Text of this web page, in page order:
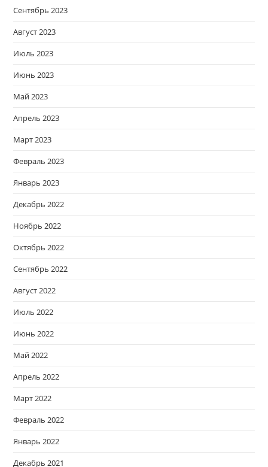
Сентябрь 2023
Август 2023
Июль 2023
Июнь 2023
Май 2023
Апрель 2023
Март 2023
Февраль 2023
Январь 2023
Декабрь 2022
Ноябрь 2022
Октябрь 2022
Сентябрь 2022
Август 2022
Июль 2022
Июнь 2022
Май 2022
Апрель 2022
Март 2022
Февраль 2022
Январь 2022
Декабрь 2021